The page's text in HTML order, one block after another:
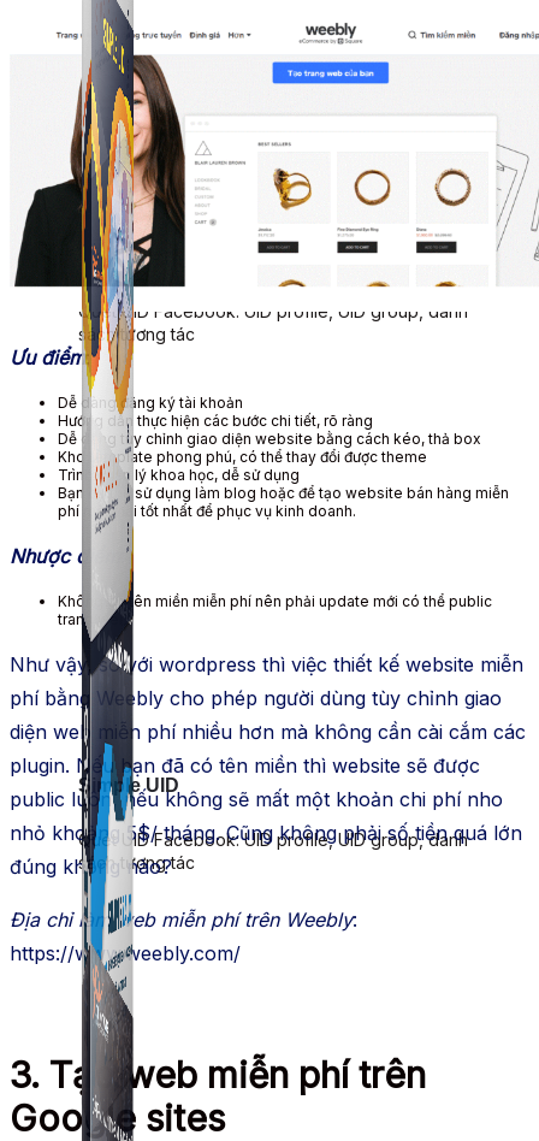
Simple UID
Quét UID Facebook: UID profile, UID group, danh
sách tương tác
Simple UID
Quét UID Facebook: UID profile, UID group, danh
sách tương tác
Ưu điểm:
Dễ dàng đăng ký tài khoản
Hướng dẫn thực hiện các bước chi tiết, rõ ràng
Dễ dàng tùy chỉnh giao diện website bằng cách kéo, thả box
Kho template phong phú, có thể thay đổi được theme
Trình quản lý khoa học, dễ sử dụng
Bạn có thể sử dụng làm blog hoặc để tạo website bán hàng miễn
phí mãi mãi tốt nhất để phục vụ kinh doanh.
Nhược điểm
Không có tên miền miễn phí nên phải update mới có thể public
trang web
Như vậy, so với wordpress thì việc thiết kế website miễn
phí bằng Weebly cho phép người dùng tùy chỉnh giao
diện web miễn phí nhiều hơn mà không cần cài cắm các
plugin. Nếu bạn đã có tên miền thì website sẽ được
public luôn, nếu không sẽ mất một khoản chi phí nho
nhỏ khoảng 5$/ tháng. Cũng không phải số tiền quá lớn
đúng không nào?
Địa chỉ làm web miễn phí trên Weebly:
https://www.weebly.com/
3. Tạo web miễn phí trên
Google sites